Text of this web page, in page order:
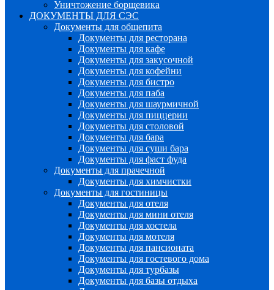
Уничтожение борщевика
ДОКУМЕНТЫ ДЛЯ СЭС
Документы для общепита
Документы для ресторана
Документы для кафе
Документы для закусочной
Документы для кофейни
Документы для бистро
Документы для паба
Документы для шаурмичной
Документы для пиццерии
Документы для столовой
Документы для бара
Документы для суши бара
Документы для фаст фуда
Документы для прачечной
Документы для химчистки
Документы для гостиницы
Документы для отеля
Документы для мини отеля
Документы для хостела
Документы для мотеля
Документы для пансионата
Документы для гостевого дома
Документы для турбазы
Документы для базы отдыха